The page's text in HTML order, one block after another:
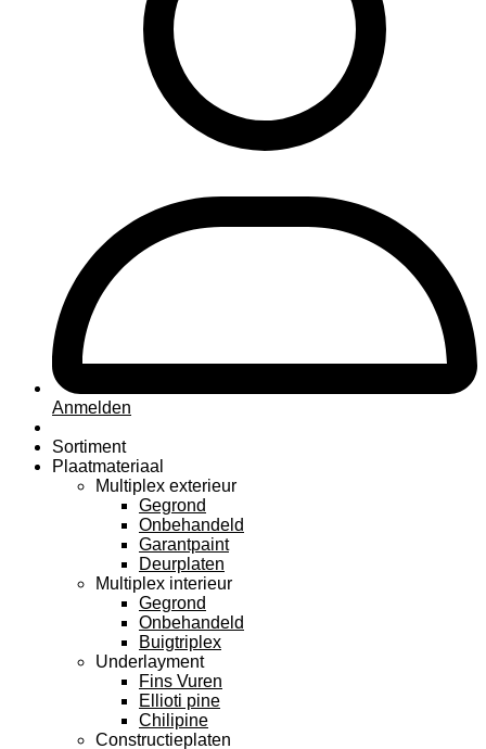
Anmelden
Sortiment
Plaatmateriaal
Multiplex exterieur
Gegrond
Onbehandeld
Garantpaint
Deurplaten
Multiplex interieur
Gegrond
Onbehandeld
Buigtriplex
Underlayment
Fins Vuren
Ellioti pine
Chilipine
Constructieplaten